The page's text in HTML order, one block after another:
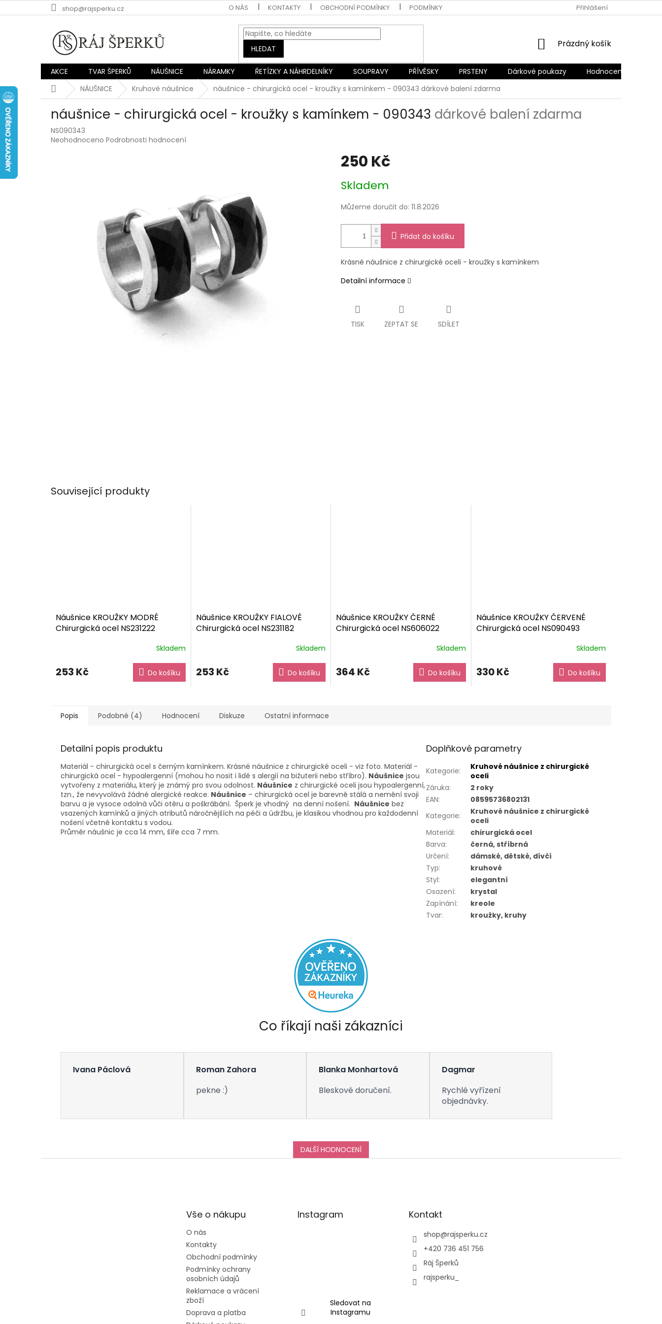
na
shop@rajsperku.cz O NÁS KONTAKTY OBCHODNÍ PODMÍNKY PODMÍNKY OCHRANY OSOBNÍCH ÚDAJŮ REKLAMACE A VRÁCENÍ ZBOŽÍ
Přihlášení
HLEDAT
NÁKUPNÍ
Prázdný košík
AKCE TVAR ŠPERKŮ NÁUŠNICE NÁRAMKY ŘETÍZKY A NÁHRDELNÍKY SOUPRAVY PŘÍVĚSKY PRSTENY Dárkové poukazy
Hodnocení obchodu
DomůNÁUŠNICE Kruhové náušnice náušnice - chirurgická ocel - kroužky s kamínkem - 090343 dárkové balení zdarma
náušnice - chirurgická ocel - kroužky s kamínkem - 090343 dárkové balení zdarma
NS090343
Průměrné
Neohodnoceno Podrobnosti hodnocení
250 Kč
cena:
Skladem
Můžeme doručit do: 11.8.2026
Přidat do košíku
Krásné náušnice z chirurgické oceli - kroužky s kamínkem
Detailní informace
TISK ZEPTAT SE SDÍLET
Související produkty
Náušnice KROUŽKY MODRÉ
Chirurgická ocel NS231222
Skladem
253 Kč Do košíku
Náušnice KROUŽKY FIALOVÉ
Chirurgická ocel NS231182
Skladem
253 Kč Do košíku
Náušnice KROUŽKY ČERNÉ
Chirurgická ocel NS606022
Skladem
364 Kč Do košíku
Náušnice KROUŽKY ČERVENÉ
Chirurgická ocel NS090493
Skladem
330 Kč Do košíku
Popis Podobné (4) Hodnocení Diskuze Ostatní informace
Detailní popis produktu
Materiál - chirurgická ocel s černým kamínkem. Krásné náušnice z chirurgické oceli - viz foto. Materiál -
chirurgická ocel - hypoalergenní (mohou ho nosit i lidé s alergií na bižuterii nebo stříbro). Náušnice jsou
vytvořeny z materiálu, který je známý pro svou odolnost. Náušnice z chirurgické oceli jsou hypoalergenní,
tzn., že nevyvolává žádné alergické reakce. Náušnice – chirurgická ocel je barevně stálá a nemění svoji
barvu a je vysoce odolná vůči otěru a poškrábání. Šperk je vhodný na denní nošení. Náušnice bez
vsazených kamínků a jiných atributů náročnějších na péči a údržbu, je klasikou vhodnou pro každodenní
nošení včetně kontaktu s vodou.
Průměr náušnic je cca 14 mm, šíře cca 7 mm.
Doplňkové parametry
Kategorie:
Kruhové náušnice z chirurgické
oceli
Záruka:
2 roky
EAN:
08595736802131
Kategorie:
Kruhové náušnice z chirurgické
oceli
Materiál:
chirurgická ocel
Barva:
černá, stříbrná
Určení:
dámské, dětské, dívčí
Typ:
kruhové
Styl:
elegantní
Osazení:
krystal
Zapínání:
kreole
Tvar: kroužky, kruhy
Co říkají naši zákazníci
Ivana Páclová
Roman Zahora
pekne :)
Blanka Monhartová
Bleskové doručení.
Dagmar
Rychlé vyřízení
objednávky.
DALŠÍ HODNOCENÍ
Vše o nákupu
O nás
Kontakty
Obchodní podmínky
Podmínky ochrany
osobních údajů
Reklamace a vrácení
zboží
Doprava a platba
Instagram
Sledovat na
Instagramu
Kontakt
shop@rajsperku.cz
+420 736 451 756
Ráj Šperků
rajsperku_